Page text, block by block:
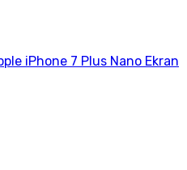
iPhone 7 Plus Nano Ekran